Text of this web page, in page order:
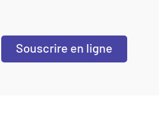
Souscrire en ligne